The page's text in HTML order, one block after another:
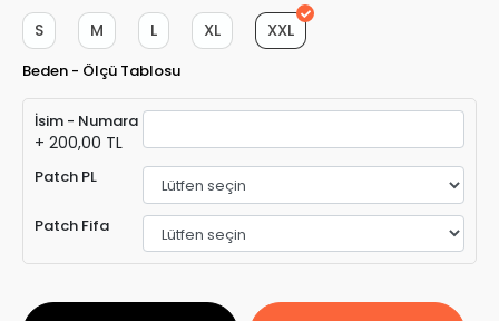
XXL
XL
L
M
S
Beden - Ölçü Tablosu
İsim - Numara
+ 200,00 TL
Patch PL
Patch Fifa